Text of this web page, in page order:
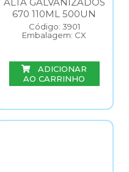
670 110ML 500UN
Código: 3901
Embalagem: CX
ADICIONAR
AO CARRINHO